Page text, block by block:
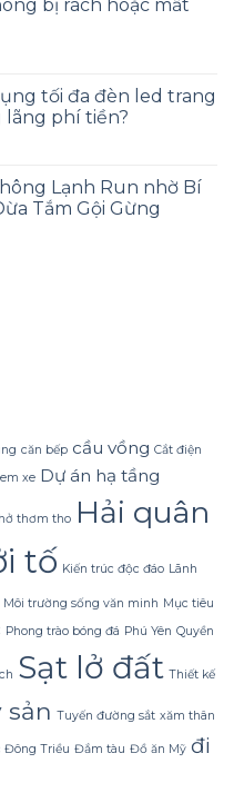
bị rách hoặc mất
tối đa đèn led trang
lãng phí tiền?
Lạnh Run nhờ Bí
Tắm Gội Gừng
căn bếp cầu vồng Cắt điện
xe Dự án hạ tầng
thơm tho Hải quân
tố Kiến trúc độc đáo Lãnh
Môi trường sống văn minh Mục tiêu
Phong trào bóng đá Phú Yên Quyền
Sạt lở đất Thiết kế
sản Tuyến đường sắt xăm thân
Đông Triều Đắm tàu Đồ ăn Mỹ đi